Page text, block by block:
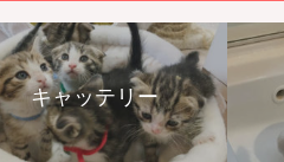
キャッテリー